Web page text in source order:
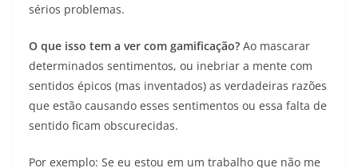
sérios problemas.
O que isso tem a ver com gamificação? Ao mascarar
determinados sentimentos, ou inebriar a mente com
sentidos épicos (mas inventados) as verdadeiras razões
que estão causando esses sentimentos ou essa falta de
sentido ficam obscurecidas.
Por exemplo: Se eu estou em um trabalho que não me